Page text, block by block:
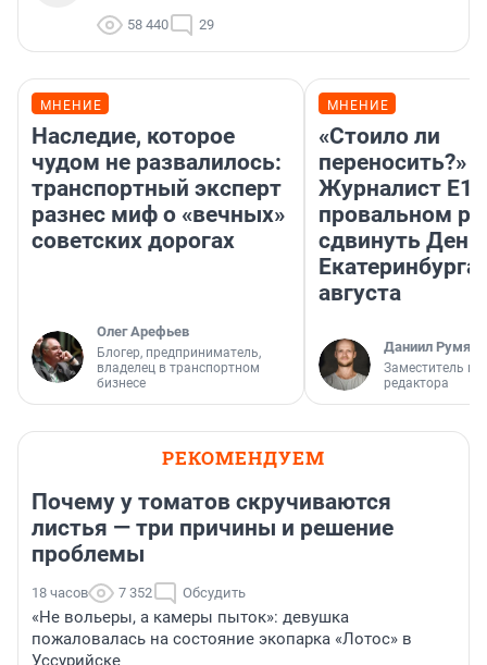
58 440 29
МНЕНИЕ
Наследие, которое
чудом не развалилось:
транспортный эксперт
разнес миф о «вечных»
советских дорогах
Олег Арефьев
Блогер, предприниматель,
владелец в транспортном
бизнесе
МНЕНИЕ
«Стоило ли
переносить?»
Журналист
провальном
сдвинуть День
Екатеринбурга
августа
Даниил
Заместитель
редактора
РЕКОМЕНДУЕМ
Почему у томатов скручиваются
листья — три причины и решение
проблемы
18 часов 7 352 Обсудить
«Не вольеры, а камеры пыток»: девушка
пожаловалась на состояние экопарка «Лотос» в
Уссурийске